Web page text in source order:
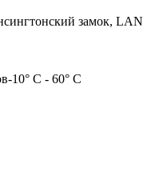
замок, LAN
-10° C - 60° C